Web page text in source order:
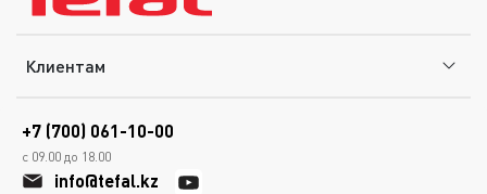
Клиентам
+7 (700) 061-10-00
с 09.00 до 18.00
info@tefal.kz